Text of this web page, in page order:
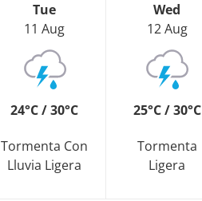
Tue
11 Aug
24°C / 30°C
Tormenta Con
Lluvia Ligera
Wed
12 Aug
25°C / 30°C
Tormenta
Ligera